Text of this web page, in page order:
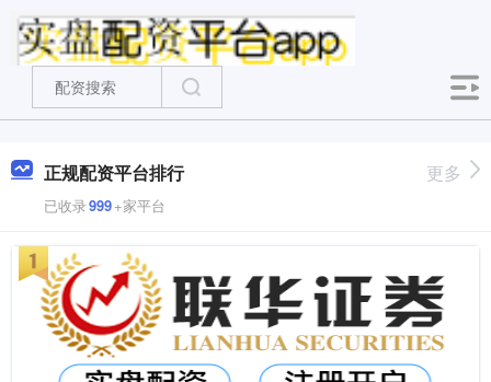
正规配资平台排行
已收录999+家平台
更多